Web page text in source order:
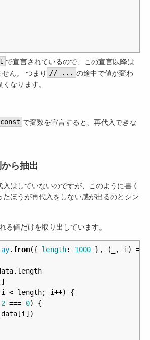
で宣言されているので、この宣言以降は
ん。 つまり // ... の途中で値が変わ
なります。
const で変数を宣言すると、再代入できな
ら抽出
はしていないのですが、このように書く
たほうが再代入をしない感が出るのとシン
る値だけを取り出しています。
. from({ length: 1000 }, ( , i ) =>
. length
i < length; i++)
{
2 === 0)
{
data[i ])